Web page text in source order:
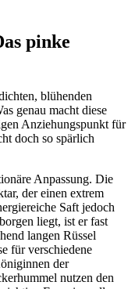
pinke
blühenden
genau macht diese
Anziehungspunkt für
doch so spärlich
Anpassung. Die
der einen extrem
Saft jedoch
liegt, ist er fast
langen Rüssel
für verschiedene
der
nutzen den